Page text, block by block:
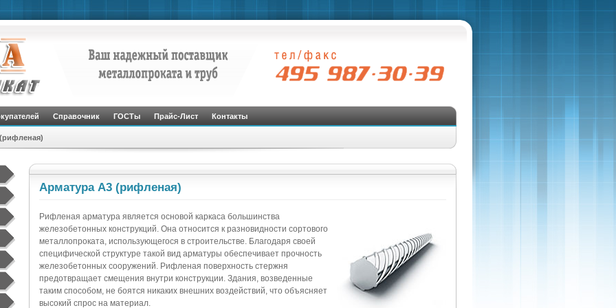
Справочник ГОСТы Прайс-Лист Контакты
Арматура А3 (рифленая)
Рифленая арматура является основой каркаса большинства
железобетонных конструкций. Она относится к разновидности сортового
металлопроката, использующегося в строительстве. Благодаря своей
специфической структуре такой вид арматуры обеспечивает прочность
железобетонных сооружений. Рифленая поверхность стержня
предотвращает смещения внутри конструкции. Здания, возведенные
таким способом, не боятся никаких внешних воздействий, что объясняет
высокий спрос на материал.